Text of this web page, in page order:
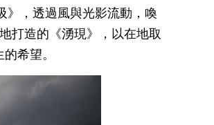
》，透過風與光影流動，喚
打造的《湧現》，以在地取
希望。